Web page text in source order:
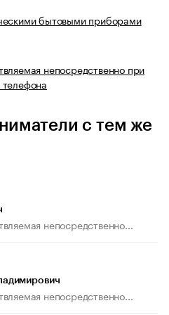
бытовыми приборами
непосредственно при
с тем же
непосредственно...
непосредственно...